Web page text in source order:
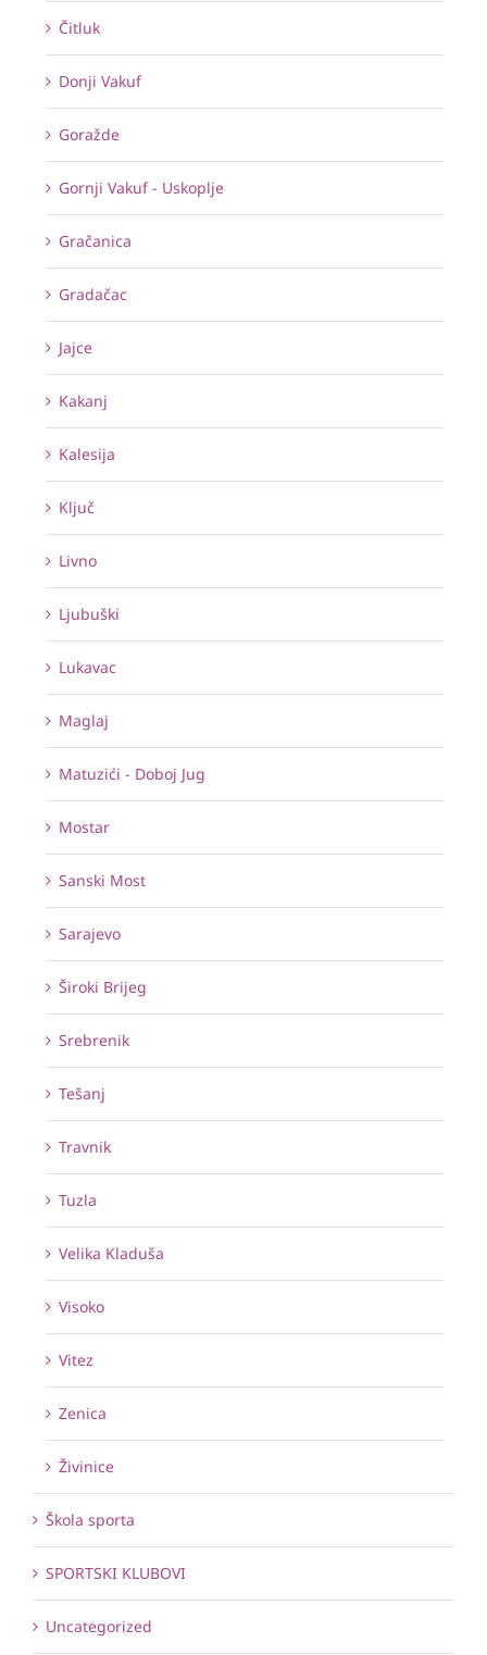
Čitluk
Donji Vakuf
Goražde
Gornji Vakuf - Uskoplje
Gračanica
Gradačac
Jajce
Kakanj
Kalesija
Ključ
Livno
Ljubuški
Lukavac
Maglaj
Matuzići - Doboj Jug
Mostar
Sanski Most
Sarajevo
Široki Brijeg
Srebrenik
Tešanj
Travnik
Tuzla
Velika Kladuša
Visoko
Vitez
Zenica
Živinice
Škola sporta
SPORTSKI KLUBOVI
Uncategorized